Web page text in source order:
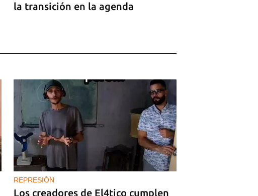
la transición en la agenda
REPRESIÓN
Los creadores de El4tico cumplen